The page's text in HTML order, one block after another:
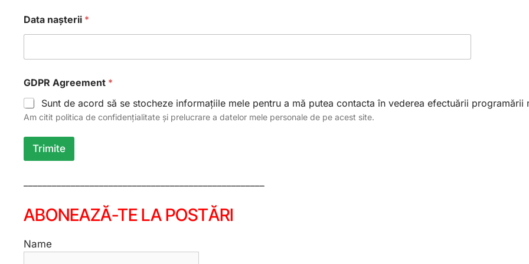
i
A
r
e
m
e
n
t
G
Data nașterii *
GDPR Agreement *
Sunt de acord să se stocheze informațiile mele pentru a mă putea contacta în vederea efectuării programării
Am citit politica de confidențialitate și prelucrare a datelor mele personale de pe acest site.
Trimite
ABONEAZĂ-TE LA POSTĂRI
Name